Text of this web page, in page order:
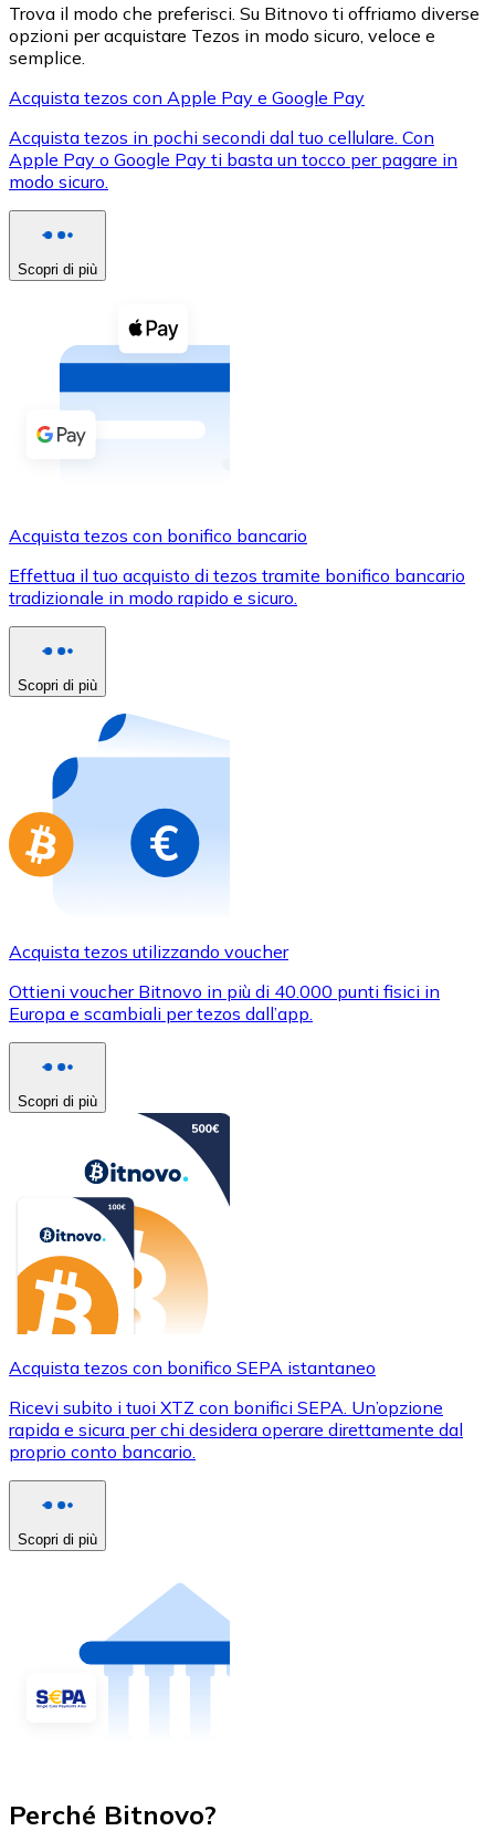
XRP
XRP
Vedi tutto
Buoni cripto
Acquista criptovalute in contanti e altri mezzi di
Acquista con contanti
Bonifico SEPA
Usa le carte Visa e Mastercard per acquistare
Acquista con carta
Acquista gift card dei tuoi marchi preferiti con
Vai al negozio di carte regalo
Trova il modo che preferisci. Su Bitnovo ti offriamo diverse
opzioni per acquistare Tezos in modo sicuro, veloce e
semplice.
Acquista tezos con Apple Pay e Google Pay
Acquista tezos in pochi secondi dal tuo cellulare. Con
Apple Pay o Google Pay ti basta un tocco per pagare in
modo sicuro.
Scopri di più
Acquista tezos con bonifico bancario
Effettua il tuo acquisto di tezos tramite bonifico bancario
tradizionale in modo rapido e sicuro.
Scopri di più
Acquista tezos utilizzando voucher
Ottieni voucher Bitnovo in più di 40.000 punti fisici in
Europa e scambiali per tezos dall’app.
Scopri di più
Acquista tezos con bonifico SEPA istantaneo
Ricevi subito i tuoi XTZ con bonifici SEPA. Un’opzione
rapida e sicura per chi desidera operare direttamente dal
proprio conto bancario.
Scopri di più
Perché Bitnovo?